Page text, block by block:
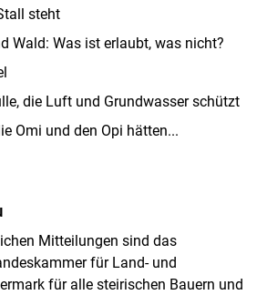
steht
Wald: Was ist erlaubt, was nicht?
die Luft und Grundwasser schützt
Omi und den Opi hätten...
Mitteilungen sind das
für Land- und
für alle steirischen Bauern und